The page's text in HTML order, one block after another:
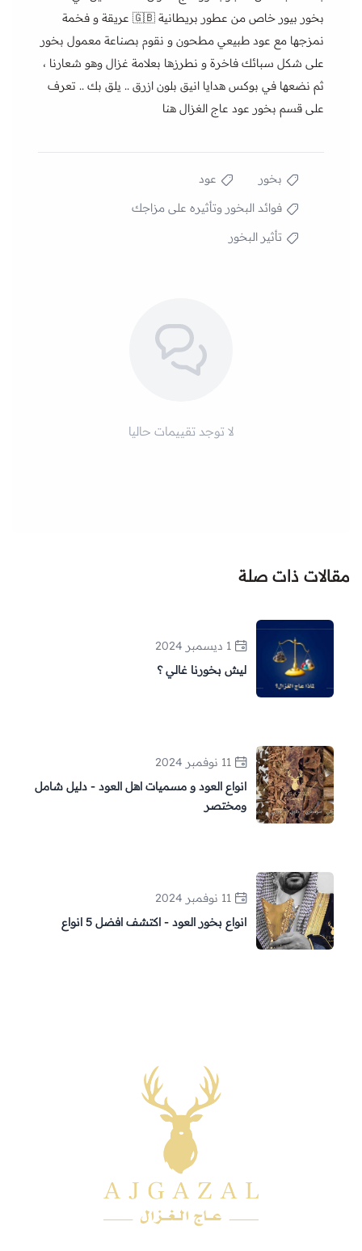
بخور بيور خاص من عطور بريطانية 🇬🇧 عريقة و فخمة
نمزجها مع عود طبيعي مطحون و نقوم بصناعة معمول بخور
على شكل سبائك فاخرة و نطرزها بعلامة غزال وهو شعارنا ،
ثم نضعها في بوكس هدايا انيق بلون ازرق .. يلق بك .. تعرف
على قسم بخور عود عاج الغزال هنا
بخور
عود
فوائد البخور وتأثيره على مزاجك
تأثير البخور
لا توجد تقييمات حاليا
مقالات ذات صلة
1 ديسمبر 2024
ليش بخورنا غالي ؟
11 نوفمبر 2024
انواع العود و مسميات اهل العود - دليل شامل
ومختصر
11 نوفمبر 2024
انواع بخور العود - اكتشف افضل 5 انواع